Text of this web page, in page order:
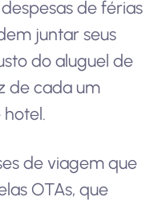
de férias
juntar seus
do aluguel de
de cada um
de viagem que
OTAs, que